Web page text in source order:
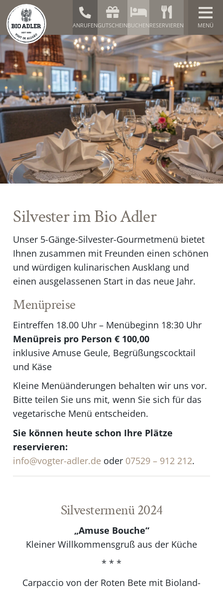
ANRUFENGUTSCHEINBUCHENRESERVIEREN
Silvester im Bio Adler
Unser 5-Gänge-Silvester-Gourmetmenü bietet
Ihnen zusammen mit Freunden einen schönen
und würdigen kulinarischen Ausklang und
einen ausgelassenen Start in das neue Jahr.
Menüpreise
Eintreffen 18.00 Uhr – Menübeginn 18:30 Uhr
Menüpreis pro Person € 100,00
inklusive Amuse Geule, Begrüßungscocktail
und Käse
Kleine Menüänderungen behalten wir uns vor.
Bitte teilen Sie uns mit, wenn Sie sich für das
vegetarische Menü entscheiden.
Sie können heute schon Ihre Plätze
reservieren:
info@vogter-adler.de oder 07529 – 912 212.
Silvestermenü 2024
„Amuse Bouche“
Kleiner Willkommensgruß aus der Küche
* * *
Carpaccio von der Roten Bete mit Bioland-